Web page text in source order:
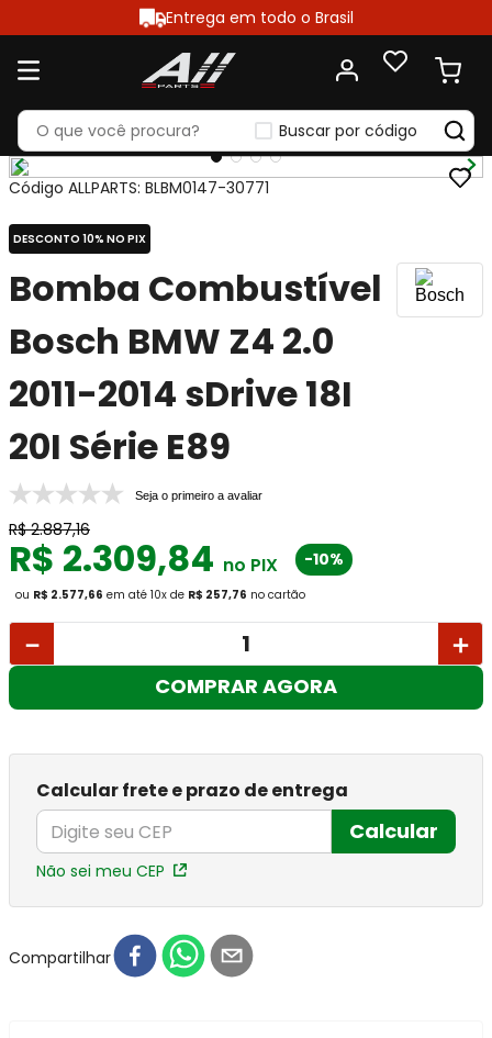
Entrega em todo o Brasil
Buscar por código
Código ALLPARTS: BLBM0147-30771
DESCONTO 10% NO PIX
Bomba Combustível
Bosch BMW Z4 2.0
2011-2014 sDrive 18I
20I Série E89
Seja o primeiro a avaliar
R$ 2.887,16
R$ 2.309,84 no PIX -10%
ou R$ 2.577,66 em até 10x de R$ 257,76 no cartão
＋
－
COMPRAR AGORA
Calcular frete e prazo de entrega
Calcular
Não sei meu CEP
Compartilhar